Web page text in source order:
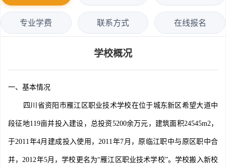
专业学费 联系方式 在线报名
学校概况
一、基本情况
四川省资阳市雁江区职业技术学校在位于城东新区希望大道中
段征地119亩并投入建设，总投资5200余万元，建筑面积24545m2，
于2011年4月建成投入使用，2011年7月，原临江职中与原区职中合
并，2012年5月，学校更名为“雁江区职业技术学校”。学校搬入新校